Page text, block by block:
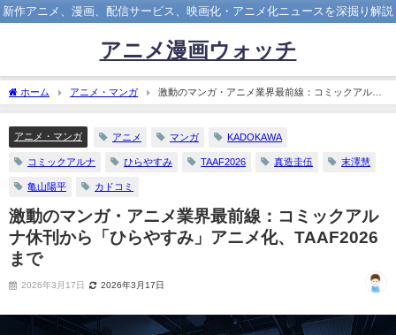
新作アニメ、漫画、配信サービス、映画化・アニメ化ニュースを深掘り解説
アニメ漫画ウォッチ
ホーム アニメ・マンガ
激動のマンガ・アニメ業界最前線：コミックアルナ
休刊から「ひらやすみ」アニメ化、TAAF2026まで
アニメ・マンガ アニメ マンガ KADOKAWA
コミックアルナ ひらやすみ TAAF2026 真造圭伍 末澤慧
亀山陽平 カドコミ
激動のマンガ・アニメ業界最前線：コミックアル
ナ休刊から「ひらやすみ」アニメ化、TAAF2026
まで
2026年3月17日 2026年3月17日